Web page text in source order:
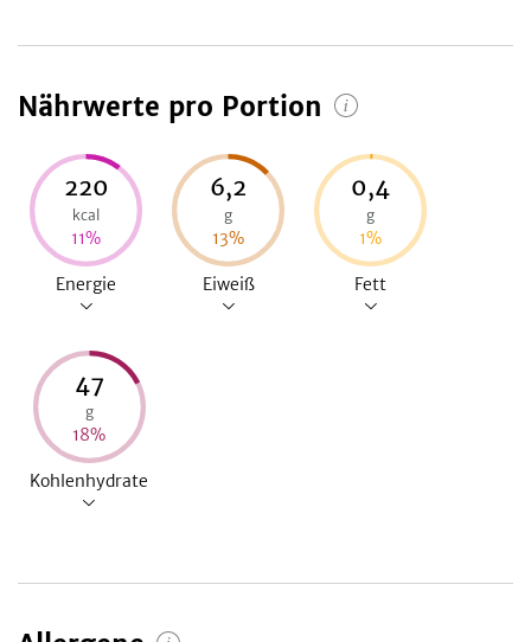
Nährwerte pro Portion
220
kcal
11%
Energie
6,2
g
13%
Eiweiß
0,4
g
1%
Fett
47
g
18%
Kohlenhydrate